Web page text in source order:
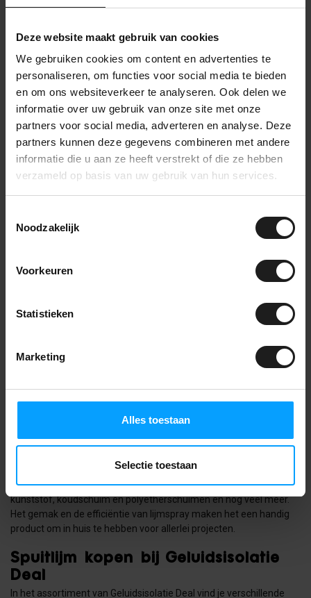
Deze website maakt gebruik van cookies
We gebruiken cookies om content en advertenties te
personaliseren, om functies voor social media te bieden
en om ons websiteverkeer te analyseren. Ook delen we
informatie over uw gebruik van onze site met onze
partners voor social media, adverteren en analyse. Deze
partners kunnen deze gegevens combineren met andere
informatie die u aan ze heeft verstrekt of die ze hebben
verzameld op basis van uw gebruik van hun services.
Noodzakelijk
Voorkeuren
Statistieken
Marketing
Alles toestaan
Selectie toestaan
Waar kun je lijmspray voor
een breed scala aan toepassingen. Of je nu een professional bent
in de ambachtelijke sector of een doe-het-zelver, lijmspray kan
van pas komen bij verschillende projecten. Enkele voorbeelden van
populaire toepassingen zijn:
Knutsel- en hobbyprojecten: Lijmspray is perfect voor het
verlijmen van materialen zoals papier, karton, stof, en
andere knutselmaterialen. Of je nu scrapbooking, kaarten
maken of andere creatieve projecten doet, lijmspray biedt
Kunst- en ontwerpprojecten: Voor kunstenaars en
Het kan worden gebruikt bij het creëren van collages, mixed-
media kunstwerken, en het bevestigen van verschillende
Interieurdecoratie: Wil je een stoffen bekleding aanbrengen
een handige manier om stof op zijn plaats te houden
zonder gedoe met naald en draad.
maken van kostuums, decoraties, of andere ambachtelijke
projecten, lijmspray kan helpen bij het bevestigen van
een veelzijdige lijmoplossing die kan worden gebruikt op
verschillende oppervlakken, waaronder papier, textiel, hout,
kunststof, koudschuim en polyetherschuimen en nog veel meer.
Het gemak en de efficiëntie van lijmspray maken het een handig
product om in huis te hebben voor allerlei projecten.
Spuitlijm kopen bij Geluidsisolatie
Deal
In het assortiment van Geluidsisolatie Deal vind je verschillende